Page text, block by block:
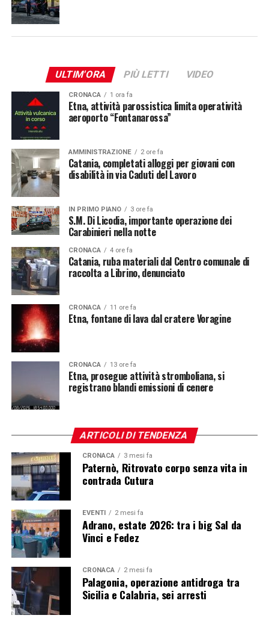
ULTIM'ORA PIÙ LETTI VIDEO
CRONACA 1 ora fa
Etna, attività parossistica limita operatività
aeroporto “Fontanarossa”
AMMINISTRAZIONE 2 ore fa
Catania, completati alloggi per giovani con
disabilità in via Caduti del Lavoro
IN PRIMO PIANO 3 ore fa
S.M. Di Licodia, importante operazione dei
Carabinieri nella notte
CRONACA 4 ore fa
Catania, ruba materiali dal Centro comunale di
raccolta a Librino, denunciato
CRONACA 11 ore fa
Etna, fontane di lava dal cratere Voragine
CRONACA 13 ore fa
Etna, prosegue attività stromboliana, si
registrano blandi emissioni di cenere
ARTICOLI DI TENDENZA
CRONACA 3 mesi fa
Paternò, Ritrovato corpo senza vita in
contrada Cutura
EVENTI 2 mesi fa
Adrano, estate 2026: tra i big Sal da
Vinci e Fedez
CRONACA 2 mesi fa
Palagonia, operazione antidroga tra
Sicilia e Calabria, sei arresti